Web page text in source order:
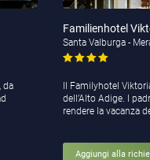
da
Familienhotel
Santa Valburga -
Il Familyhotel
dell’Alto Adige. I
rendere la vacanza
Aggiungi alla